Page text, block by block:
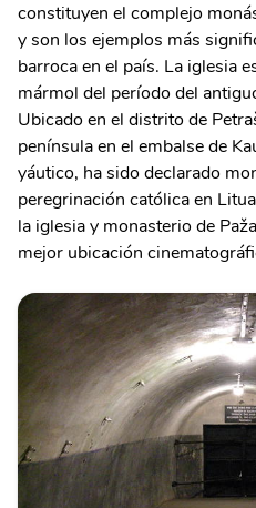
constituyen el complejo
y son los ejemplos más
barroca en el país. La iglesia
mármol del período del
Ubicado en el distrito de
península en el embalse de
yáutico, ha sido declarado
peregrinación católica en
la iglesia y monasterio de
mejor ubicación